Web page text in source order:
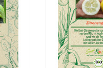
ZUM